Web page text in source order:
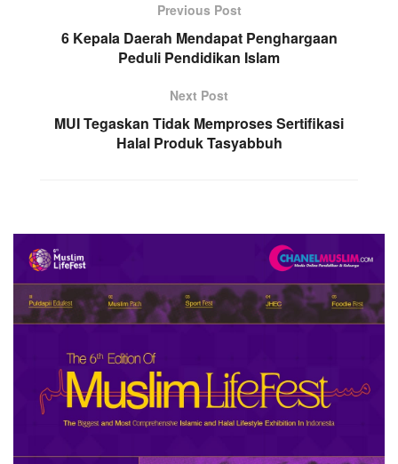
Previous Post
6 Kepala Daerah Mendapat Penghargaan
Peduli Pendidikan Islam
Next Post
MUI Tegaskan Tidak Memproses Sertifikasi
Halal Produk Tasyabbuh